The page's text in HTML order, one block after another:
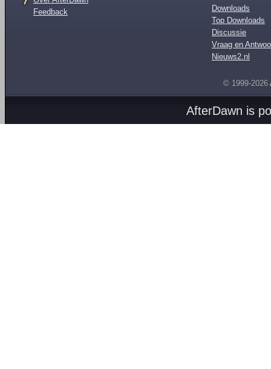
Feedback
Downloads
Top Downloads
Discussie
Vraag en
Nieuws2.nl
© 1999-2026
AfterDawn is